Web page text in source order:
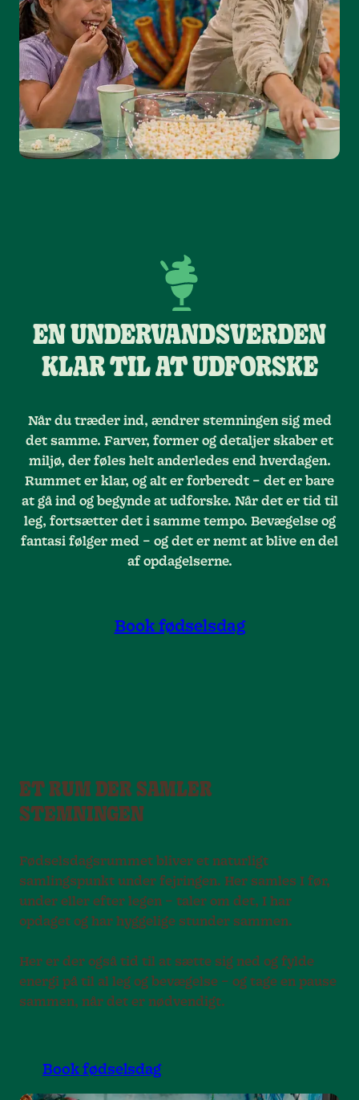
EN UNDERVANDSVERDEN
KLAR TIL AT UDFORSKE
Når du træder ind, ændrer stemningen sig med
det samme. Farver, former og detaljer skaber et
miljø, der føles helt anderledes end hverdagen.
Rummet er klar, og alt er forberedt – det er bare
at gå ind og begynde at udforske. Når det er tid til
leg, fortsætter det i samme tempo. Bevægelse og
fantasi følger med – og det er nemt at blive en del
af opdagelserne.
Book fødselsdag
ET RUM DER SAMLER
STEMNINGEN
Fødselsdagsrummet bliver et naturligt
samlingspunkt under fejringen. Her samles I før,
under eller efter legen – taler om det, I har
opdaget og har hyggelige stunder sammen.
Her er der også tid til at sætte sig ned og fylde
energi på til al leg og bevægelse – og tage en pause
sammen, når det er nødvendigt.
Book fødselsdag